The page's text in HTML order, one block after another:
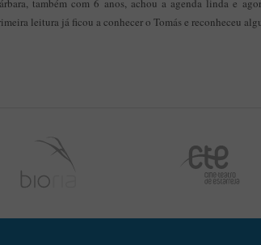
também com 6 anos, achou a agenda linda e
leitura já ficou a conhecer o Tomás e reconheceu